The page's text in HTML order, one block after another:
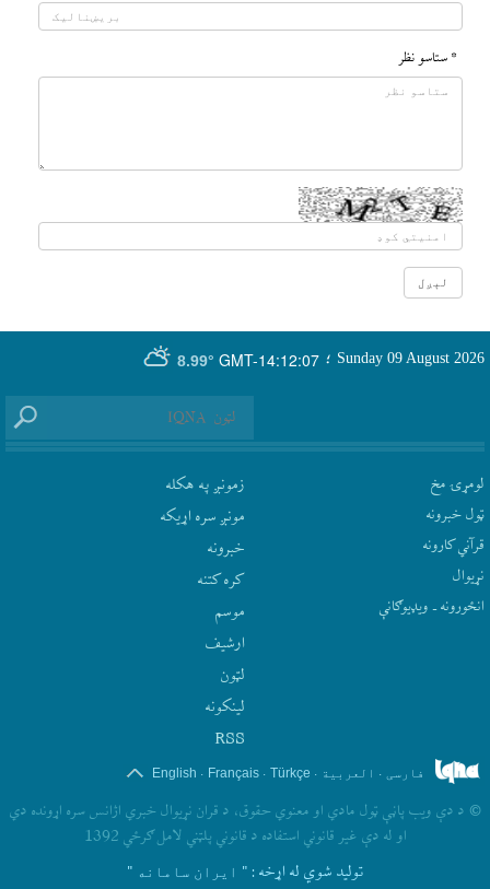
* ستاسو نظر
GMT-14:12:07
8.99° Sunday 09 August 2026 ؛
لومړۍ مخ
ټول خبرونه
قرآني کارونه
نړيوال
انځورونه ـ ویډیوګانې
زمونږ په هکله
مونږ سره اړيکه
‫خبرونه
کره کتنه
موسم
ارشيف
لټون
لينکونه
RSS
فارسی . العربیة .
Türkçe
.
Français
.
English
© د دې ويب پاڼې ټول مادي او معنوي حقوق، د قران نړيوال خبري اژانس سره اړونده دي
او له دې غير قانوني استفاده د قانوني پلټني لامل ګرځي 1392
تولید شوي له اړخه : " ایران سامانه "